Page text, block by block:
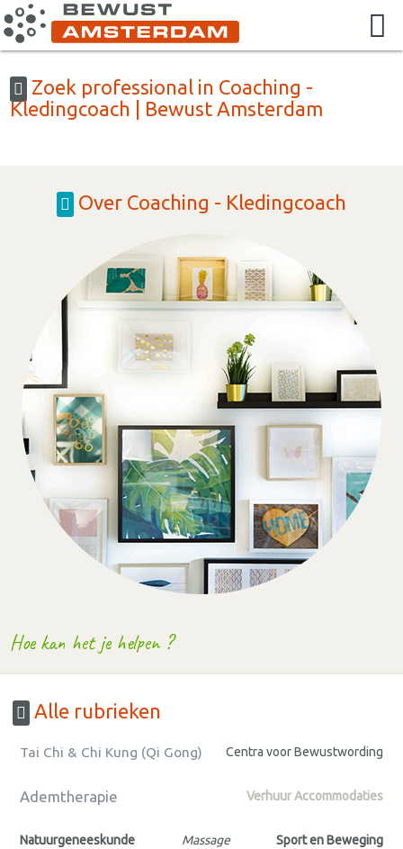
Zoek professional in Coaching -
Kledingcoach | Bewust Amsterdam
Over Coaching - Kledingcoach
Hoe kan het je helpen ?
Alle rubrieken
Tai Chi & Chi Kung (Qi Gong) Centra voor Bewustwording
Ademtherapie Verhuur Accommodaties
Natuurgeneeskunde Massage Sport en Beweging